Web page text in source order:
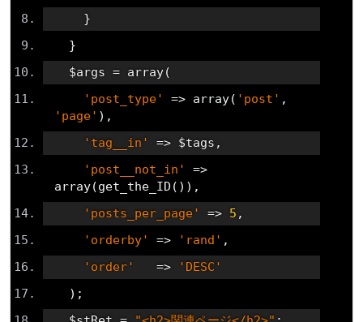
}
}
  $args
= array(
'post_type'
=> array( 'post' ,
'page' ),
'tag__in'
=> $tags ,
'post__not_in'
=>
array(get_the_ID ()),
'posts_per_page'
=> 5 ,
'orderby'
=> 'rand' ,
'order'
=>
'DESC'
);